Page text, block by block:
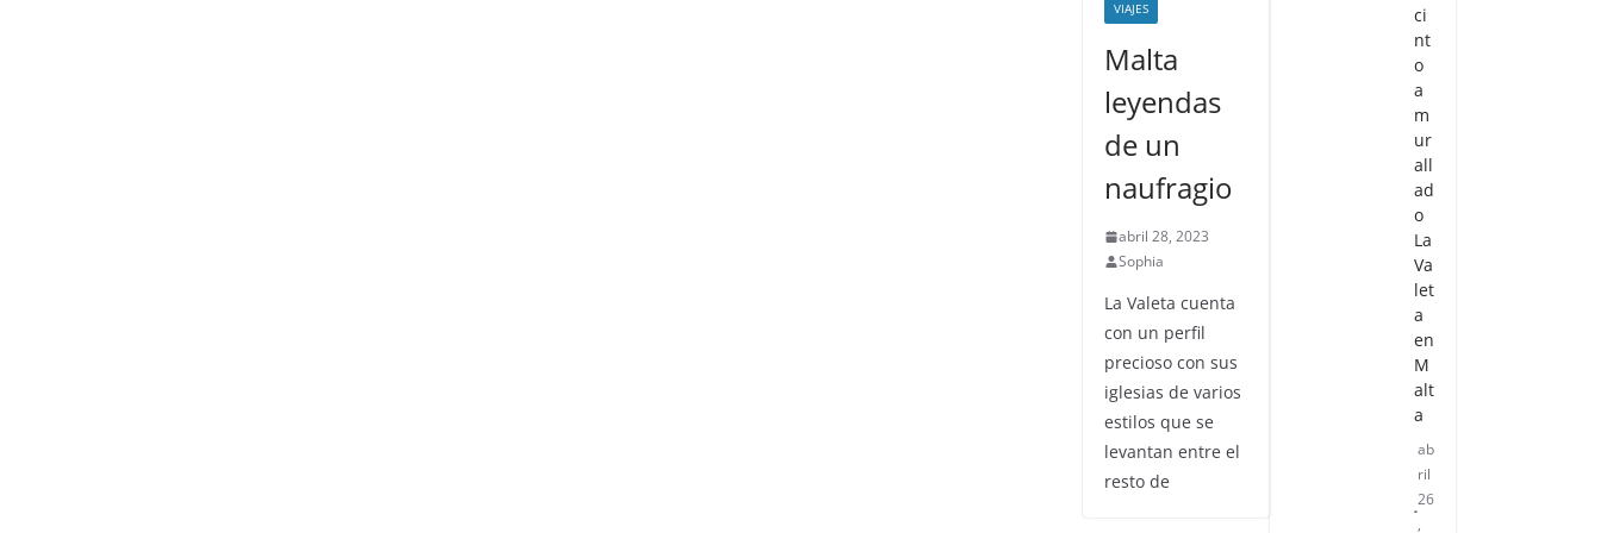
VIAJES
Malta
leyendas
de un
naufragio
abril 28, 2023
Sophia
La Valeta cuenta
con un perfil
precioso con sus
iglesias de varios
estilos que se
levantan entre el
resto de
ci
nt
o
a
m
ur
all
ad
o
La
Va
let
a
en
M
alt
a
ab
ril
26